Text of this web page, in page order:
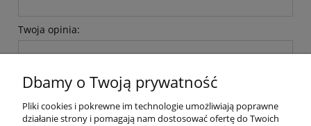
Twoja opinia:
Dbamy o Twoją prywatność
Pliki cookies i pokrewne im technologie umożliwiają poprawne
działanie strony i pomagają nam dostosować ofertę do Twoich